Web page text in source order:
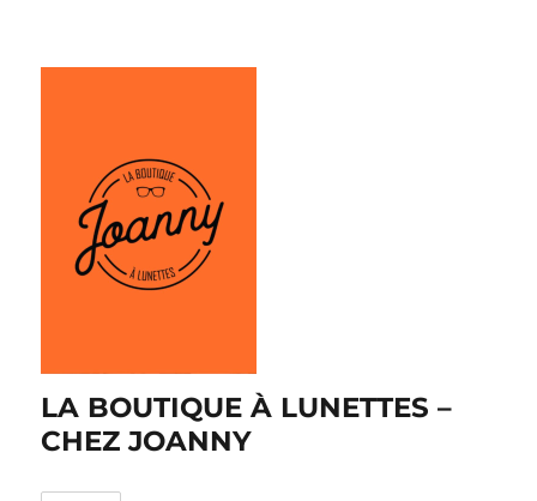
LA BOUTIQUE À LUNETTES –
CHEZ JOANNY